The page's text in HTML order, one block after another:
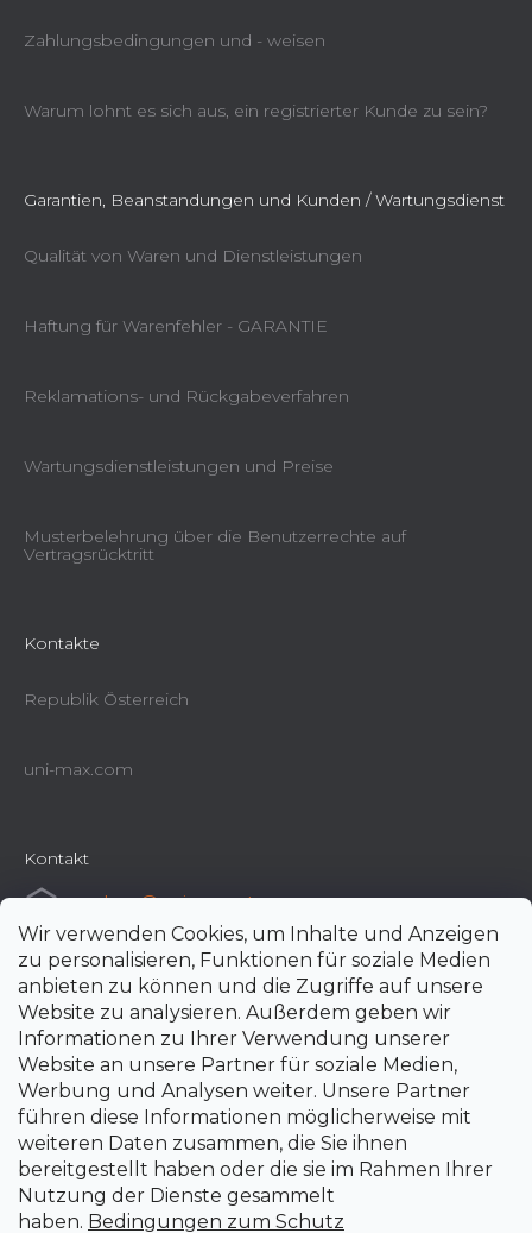
Wir verwenden Cookies, um Inhalte und Anzeigen
zu personalisieren, Funktionen für soziale Medien
anbieten zu können und die Zugriffe auf unsere
Website zu analysieren. Außerdem geben wir
Informationen zu Ihrer Verwendung unserer
Website an unsere Partner für soziale Medien,
Werbung und Analysen weiter. Unsere Partner
führen diese Informationen möglicherweise mit
weiteren Daten zusammen, die Sie ihnen
bereitgestellt haben oder die sie im Rahmen Ihrer
Nutzung der Dienste gesammelt
haben. Bedingungen zum Schutz
Zahlungsbedingungen und - weisen
Warum lohnt es sich aus, ein registrierter Kunde zu sein?
Garantien, Beanstandungen und Kunden / Wartungsdienst
Qualität von Waren und Dienstleistungen
Haftung für Warenfehler - GARANTIE
Reklamations- und Rückgabeverfahren
Wartungsdienstleistungen und Preise
Musterbelehrung über die Benutzerrechte auf
Vertragsrücktritt
Kontakte
Republik Österreich
uni-max.com
Kontakt
e-shop@uni-max.at
+420 266 190 190